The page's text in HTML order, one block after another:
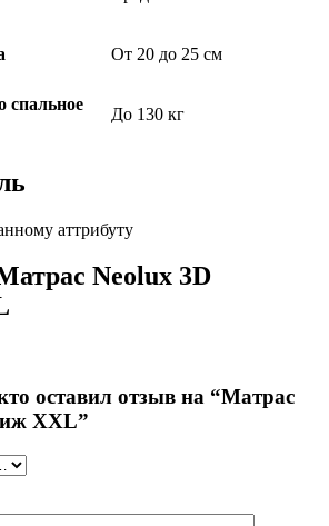
От 20 до 25 см
спальное
До 130 кг
аттрибуту
Neolux 3D
оставил отзыв на “Матрас
XXL”